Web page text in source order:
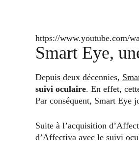
https://www.youtube.com/
Smart Eye,
Depuis deux décennies,
suivi oculaire. En effet,
Par conséquent, Smart Eye
Suite à l’acquisition
d’Affectiva avec le suivi